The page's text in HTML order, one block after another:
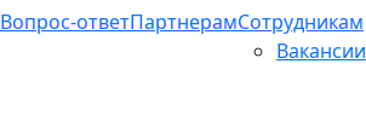
Вопрос-ответПартнерамСотрудникам
Вакансии